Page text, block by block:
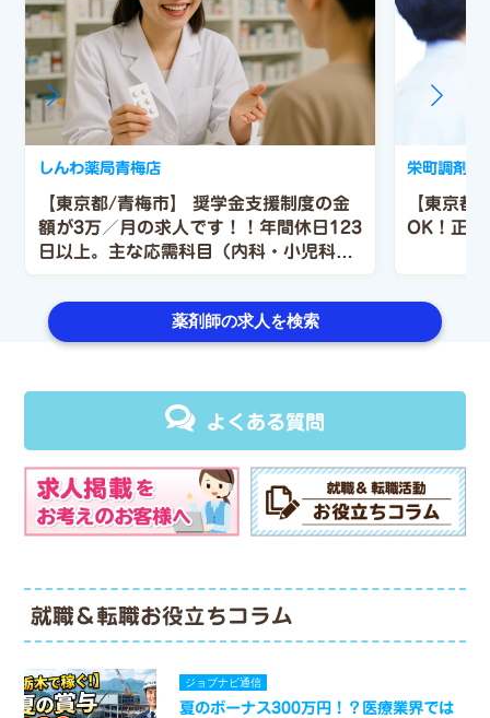
【東京都/青梅市】 奨学金支援制度の金
額が3万／月の求人です！！年間休日123
日以上。主な応需科目（内科・小児科・
しんわ薬局青梅店
【東京都
OK！正社
栄町調剤薬
薬剤師の求人を検索
よくある質問
就職＆転職お役立ちコラム
ジョブナビ通信
夏のボーナス300万円！？医療業界では